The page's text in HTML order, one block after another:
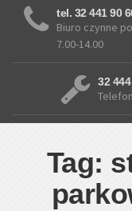
tel. 32 441 90
Biuro czynne
7.00-14.00
32
Tag: